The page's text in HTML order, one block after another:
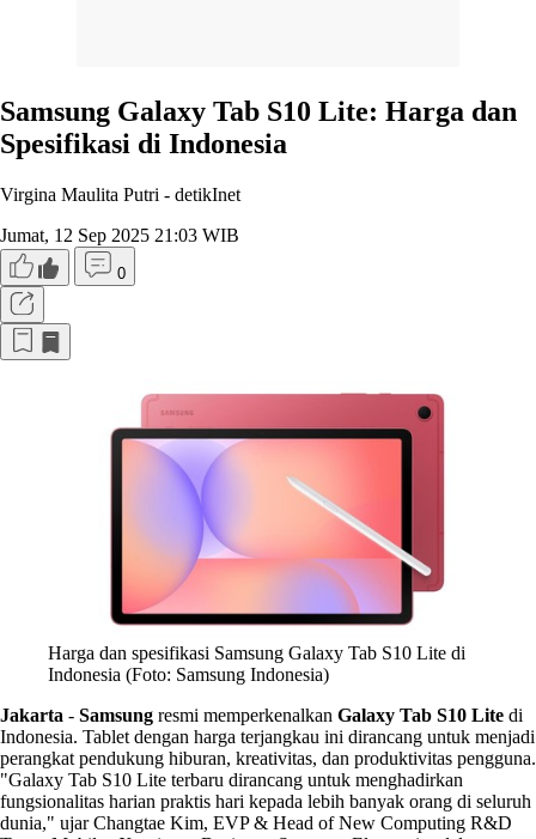
Samsung Galaxy Tab S10 Lite: Harga dan
Spesifikasi di Indonesia
Virgina Maulita Putri - detikInet
Jumat, 12 Sep 2025 21:03 WIB
0
Harga dan spesifikasi Samsung Galaxy Tab S10 Lite di
Indonesia (Foto: Samsung Indonesia)
Jakarta - Samsung resmi memperkenalkan Galaxy Tab S10 Lite di
Indonesia. Tablet dengan harga terjangkau ini dirancang untuk menjadi
perangkat pendukung hiburan, kreativitas, dan produktivitas pengguna.
"Galaxy Tab S10 Lite terbaru dirancang untuk menghadirkan
fungsionalitas harian praktis hari kepada lebih banyak orang di seluruh
dunia," ujar Changtae Kim, EVP & Head of New Computing R&D